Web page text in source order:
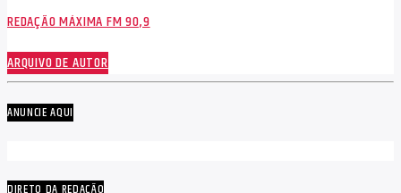
REDAÇÃO MÁXIMA FM 90,9
ARQUIVO DE AUTOR
ANUNCIE AQUI
DIRETO DA REDAÇÃO